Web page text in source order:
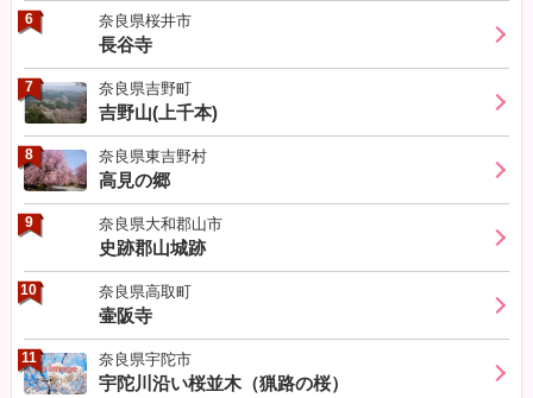
6 奈良県桜井市
長谷寺
7 奈良県吉野町
吉野山(上千本)
8 奈良県東吉野村
高見の郷
9 奈良県大和郡山市
史跡郡山城跡
10 奈良県高取町
壷阪寺
11 奈良県宇陀市
宇陀川沿い桜並木（猟路の桜）